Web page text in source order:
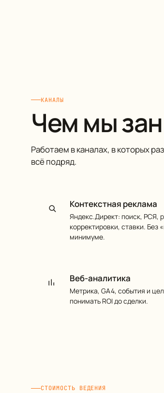
КАНАЛЫ
Чем мы
Работаем в каналах, в которых
всё подряд.
Контекстная реклама
Яндекс.Директ: поиск, РСЯ,
корректировки, ставки.
минимуме.
Веб-аналитика
Метрика, GA4, события и
понимать ROI до сделки.
СТОИМОСТЬ ВЕДЕНИЯ